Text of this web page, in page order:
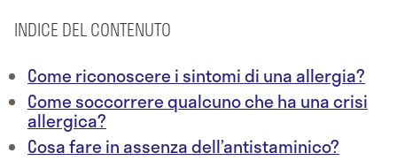
INDICE DEL CONTENUTO
Come riconoscere i sintomi di una allergia?
Come soccorrere qualcuno che ha una crisi
allergica?
Cosa fare in assenza dell’antistaminico?